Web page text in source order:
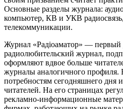
Основные разделы журнала:
компьютер, КВ и УКВ
телекоммуникации.
Журнал «Радіоаматор» — первый
радиолюбительский журнал,
оформляют вдвое больше
журналы аналогичного профиля.
потребностям сегодняшнего дня
читателей. На его страницах
рекламно-информационные